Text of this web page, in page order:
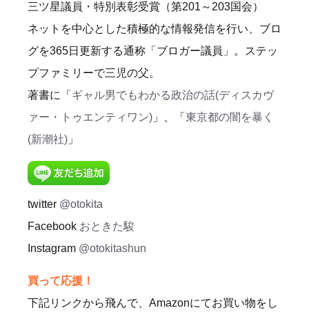
三ツ星議員・特別表彰受賞（第201～203国会）
ネットを中心とした積極的な情報発信を行い、ブロ
グを365日更新する通称「ブロガー議員」。ステッ
プファミリーで三児の父。
著書に「 ギャル男でもわかる政治の話(ディスカヴ
ァー・トゥエンティワン) 」、「 東京都の闇を暴く
(新潮社) 」
twitter @otokita
Facebook おときた駿
Instagram @otokitashun
買って応援！
下記リンクから飛んで、Amazonにてお買い物をし